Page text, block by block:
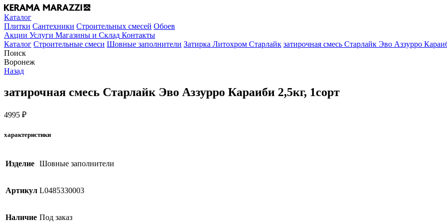
Каталог
Плитки Сантехники Строительных смесей Обоев
Акции Услуги Магазины и Склад Контакты
Каталог Строительные смеси Шовные заполнители Затирка Литохром Старлайк затирочная смесь Старлайк Эво Аззурро
Поиск
Воронеж
Назад
затирочная смесь Старлайк Эво Аззурро Караиби 2,5кг, 1сорт
4995 ₽
характеристики
Изделие Шовные заполнители
Артикул L0485330003
Наличие Под заказ